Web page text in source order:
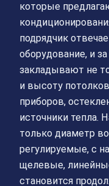
которые
подрядчик
оборудование, и
закладывают не
и высоту
приборов,
источники тепла.
только диаметр
регулируемые, с
щелевые,
становится